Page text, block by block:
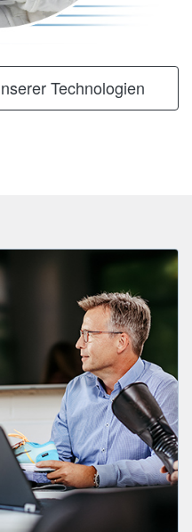
Technologien